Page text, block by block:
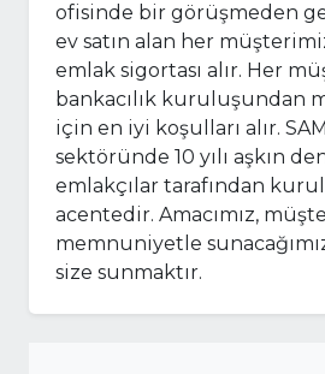
ofisinde bir görüşmeden
ev satın alan her
emlak sigortası alır. Her
bankacılık kuruluşundan
için en iyi koşulları alır.
sektöründe 10 yılı aşkın
emlakçılar tarafından
acentedir. Amacımız,
memnuniyetle
size sunmaktır.